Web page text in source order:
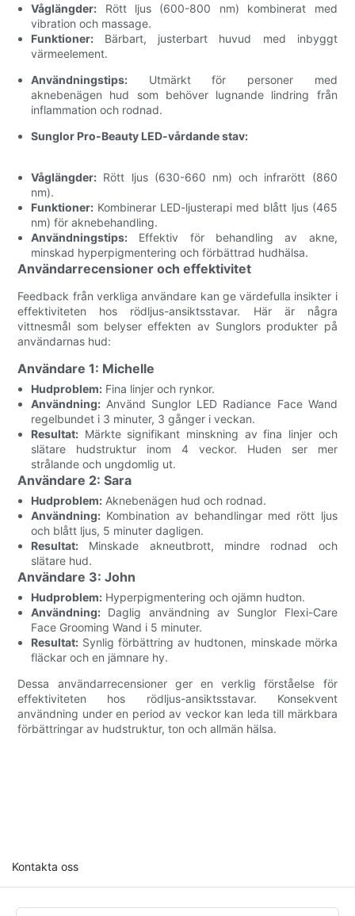
Våglängder: Rött ljus (600-800 nm) kombinerat med
vibration och massage.
Funktioner: Bärbart, justerbart huvud med inbyggt
värmeelement.
Användningstips: Utmärkt för personer med
aknebenägen hud som behöver lugnande lindring från
inflammation och rodnad.
Sunglor Pro-Beauty LED-vårdande stav:
Våglängder: Rött ljus (630-660 nm) och infrarött (860
nm).
Funktioner: Kombinerar LED-ljusterapi med blått ljus (465
nm) för aknebehandling.
Användningstips: Effektiv för behandling av akne,
minskad hyperpigmentering och förbättrad hudhälsa.
Användarrecensioner och effektivitet
Feedback från verkliga användare kan ge värdefulla insikter i
effektiviteten hos rödljus-ansiktsstavar. Här är några
vittnesmål som belyser effekten av Sunglors produkter på
användarnas hud:
Användare 1: Michelle
Hudproblem: Fina linjer och rynkor.
Användning: Använd Sunglor LED Radiance Face Wand
regelbundet i 3 minuter, 3 gånger i veckan.
Resultat: Märkte signifikant minskning av fina linjer och
slätare hudstruktur inom 4 veckor. Huden ser mer
strålande och ungdomlig ut.
Användare 2: Sara
Hudproblem: Aknebenägen hud och rodnad.
Användning: Kombination av behandlingar med rött ljus
och blått ljus, 5 minuter dagligen.
Resultat: Minskade akneutbrott, mindre rodnad och
slätare hud.
Användare 3: John
Hudproblem: Hyperpigmentering och ojämn hudton.
Användning: Daglig användning av Sunglor Flexi-Care
Face Grooming Wand i 5 minuter.
Resultat: Synlig förbättring av hudtonen, minskade mörka
fläckar och en jämnare hy.
Dessa användarrecensioner ger en verklig förståelse för
effektiviteten hos rödljus-ansiktsstavar. Konsekvent
användning under en period av veckor kan leda till märkbara
förbättringar av hudstruktur, ton och allmän hälsa.
Kontakta oss